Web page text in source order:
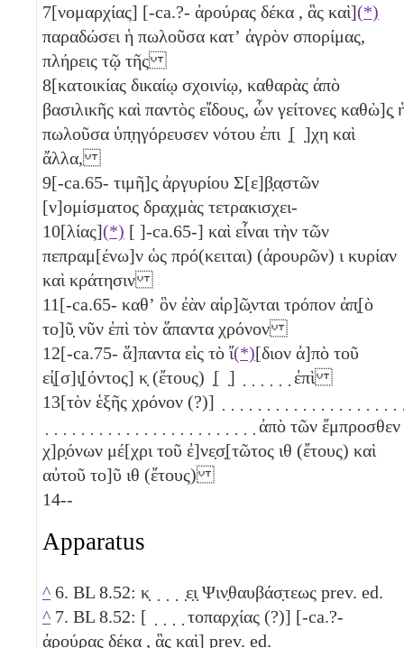
7[νομαρχίας] [-ca.?- ἀρούρας δέκα , ἃς καὶ](*)
παραδώσει ἡ πωλοῦσα κατʼ ἀγρὸν σπορίμας,
πλήρεις τῷ τῆς
8[κατοικίας δικαίῳ σχοινίῳ, καθαρὰς ἀπὸ
βασιλικῆς καὶ παντὸς εἴδους, ὧν γείτονες καθὼ]ς̣
πωλοῦσα ὑπ̣ηγόρευσεν νότου ἐπι ̣[ ̣]χη καὶ
ἄλλα,
9[-ca.65- τιμῆ]ς̣ ἀργυρίου Σ[ε]β̣α̣στῶν
[ν]ομίσματος δραχμὰς τετρακισχει-
10[λίας](*) [ ]-ca.65-] καὶ εἶναι τὴν τῶν
πεπραμ[ένω]ν ὡς πρό(κειται) (ἀρουρῶν) ι κυρίαν
καὶ κράτησιν
11[-ca.65- καθʼ ὃν ἐὰν αἱρ]ῶ̣νται τρόπον ἀπ̣[ὸ
το]ῦ̣ νῦν ἐπὶ τὸν ἅπαντα χρόνον
12[-ca.75- ἅ]παντα εἰς τὸ ἴ(*)[διον ἀ]πὸ τοῦ
εἰ̣[σ]ι̣[όντος] κ̣ (ἔτους) ̣[ ̣] ̣ ̣ ̣ ̣ ̣ ̣ ἐπὶ
13[τὸν ἑξῆς χρόνον (?)] ̣ ̣ ̣ ̣ ̣ ̣ ̣ ̣ ̣ ̣ ̣ ̣ ̣ ̣ ̣ ̣ ̣ ̣ ̣ ̣ ̣
̣ ̣ ̣ ̣ ̣ ̣ ̣ ̣ ̣ ̣ ̣ ̣ ̣ ̣ ̣ ̣ ̣ ̣ ̣ ̣ ̣ ̣ ̣ ̣ ἀπὸ τῶν ἔμπροσθεν
χ]ρ̣όνων μέ[χρι τοῦ ἐ]νε̣σ̣[τῶτος ιθ (ἔτους) καὶ
αὐτοῦ το]ῦ ιθ (ἔτους)
14--
Apparatus
^ 6. BL 8.52: κ̣ ̣ ̣ ̣ ̣ε̣ι̣ Ψιν̣θαυβάσ̣τεως prev. ed.
^ 7. BL 8.52: [ ̣ ̣ ̣ ̣ τοπαρχίας (?)] [-ca.?-
ἀρούρας δέκα , ἃς καὶ] prev. ed.